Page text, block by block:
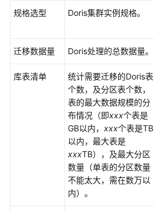
佳
最
规格选型 Doris集群实例规格。
迁移数据量 Doris处理的总数据量。
库表清单
统计需要迁移的Doris表
个数，及分区表个数，
表的最大数据规模的分
布情况（即xxx个表是
GB以内， xxx个表是TB
以内，最大表是
xxxTB），及最大分区
数量（单表的分区数量
不能太大，需在数万以
内）。